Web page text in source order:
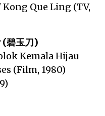
Kong Que Ling (TV,
(碧玉刀)
Kemala Hijau
(Film, 1980)